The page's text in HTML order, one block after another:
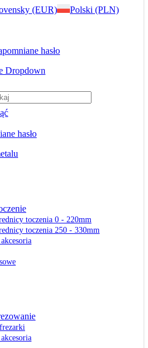
(EUR) Polski (PLN)
hasło
Dropdown
hasło
toczenia 0 - 220mm
toczenia 250 - 330mm